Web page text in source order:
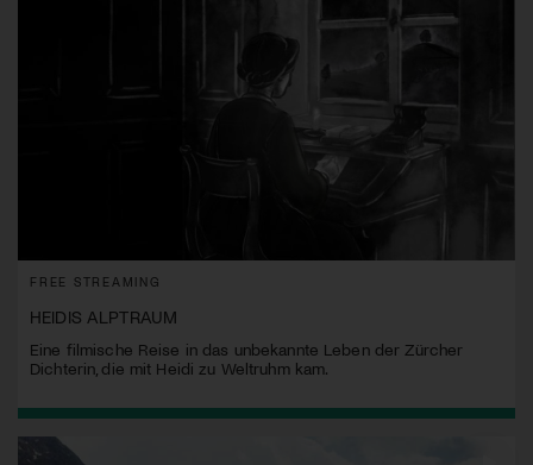
FREE STREAMING
HEIDIS ALPTRAUM
Eine filmische Reise in das unbekannte Leben der Zürcher
Dichterin, die mit Heidi zu Weltruhm kam.